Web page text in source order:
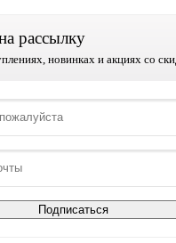
рассылку
новинках и акциях со